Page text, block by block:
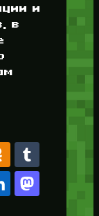
и
в